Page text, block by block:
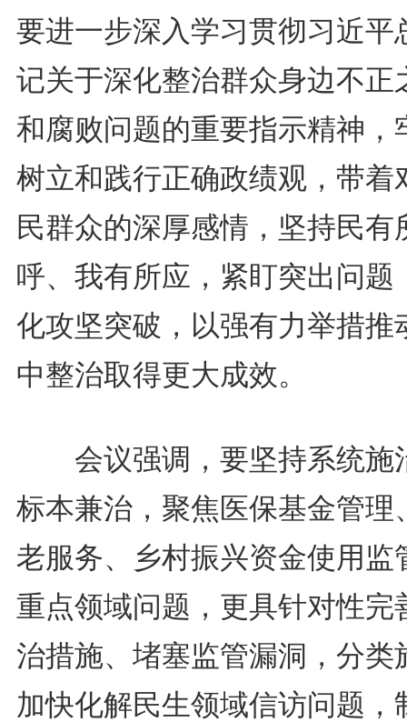
要进一步深入学习贯彻习近平
记关于深化整治群众身边不正
和腐败问题的重要指示精神，
树立和践行正确政绩观，带着
民群众的深厚感情，坚持民有
呼、我有所应，紧盯突出问题
化攻坚突破，以强有力举措推
中整治取得更大成效。
会议强调，要坚持系统施
标本兼治，聚焦医保基金管理
老服务、乡村振兴资金使用监
重点领域问题，更具针对性完
治措施、堵塞监管漏洞，分类
加快化解民生领域信访问题，